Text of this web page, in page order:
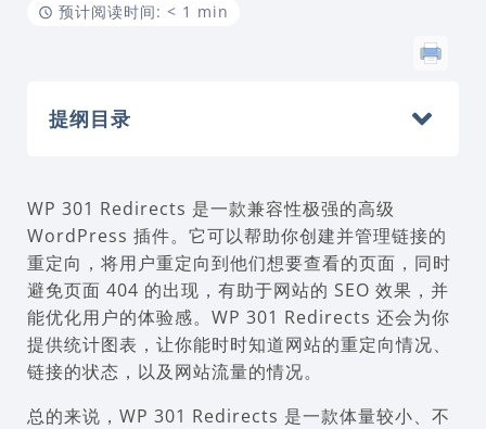
预计阅读时间: < 1 min
提纲目录
WP 301 Redirects 是一款兼容性极强的高级
WordPress 插件。它可以帮助你创建并管理链接的
重定向，将用户重定向到他们想要查看的页面，同时
避免页面 404 的出现，有助于网站的 SEO 效果，并
能优化用户的体验感。WP 301 Redirects 还会为你
提供统计图表，让你能时时知道网站的重定向情况、
链接的状态，以及网站流量的情况。
总的来说，WP 301 Redirects 是一款体量较小、不